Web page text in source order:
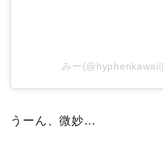
みー
うーん、微妙…